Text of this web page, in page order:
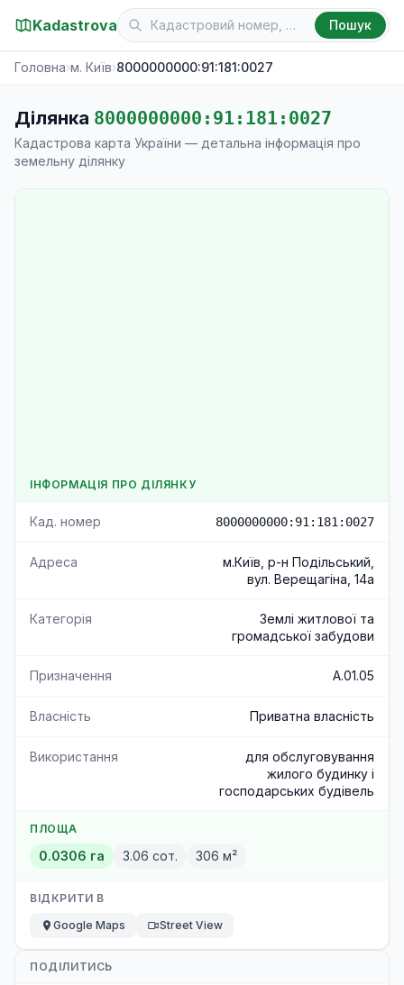
Kadastrova Пошук
Головна›м. Київ›8000000000:91:181:0027
Ділянка 8000000000:91:181:0027
Кадастрова карта України — детальна інформація про
земельну ділянку
ІНФОРМАЦІЯ ПРО ДІЛЯНКУ
Кад. номер 8000000000:91:181:0027
Адреса
м.Київ, р-н Подільський,
вул. Верещагіна, 14а
Категорія
Землі житлової та
громадської забудови
Призначення A.01.05
Власність Приватна власність
Використання
для обслуговування
жилого будинку і
господарських будівель
ПЛОЩА
0.0306 га 3.06 сот. 306 м²
ВІДКРИТИ В
Google Maps
Street View
ПОДІЛИТИСЬ